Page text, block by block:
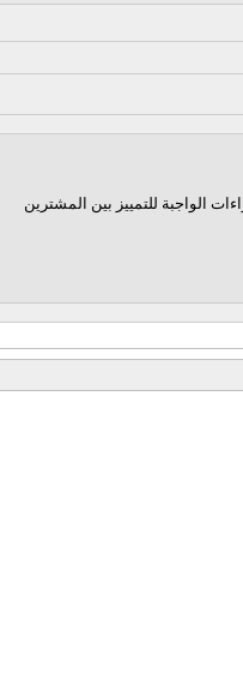
الواجبة للتمييز بين المشترين